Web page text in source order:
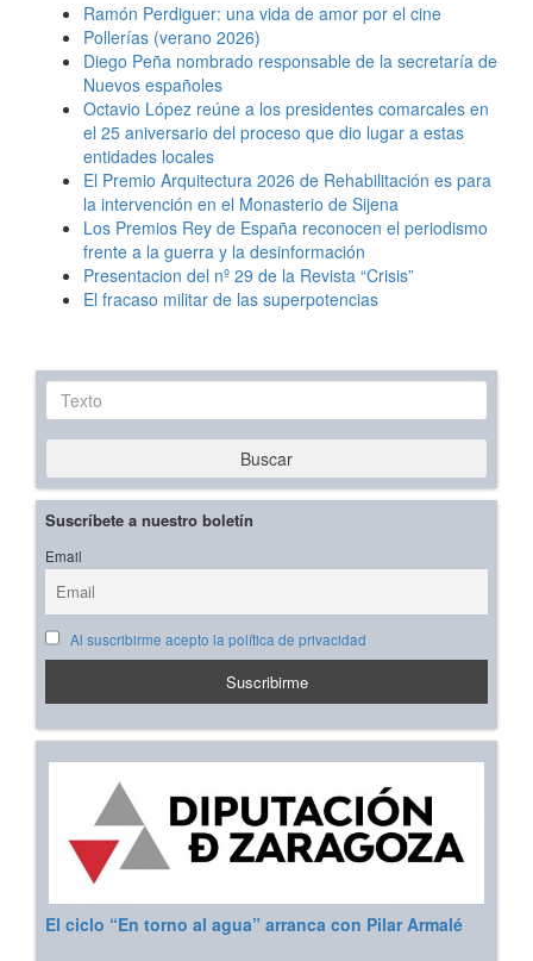
Ramón Perdiguer: una vida de amor por el cine
Pollerías (verano 2026)
Diego Peña nombrado responsable de la secretaría de
Nuevos españoles
Octavio López reúne a los presidentes comarcales en
el 25 aniversario del proceso que dio lugar a estas
entidades locales
El Premio Arquitectura 2026 de Rehabilitación es para
la intervención en el Monasterio de Sijena
Los Premios Rey de España reconocen el periodismo
frente a la guerra y la desinformación
Presentacion del nº 29 de la Revista “Crisis”
El fracaso militar de las superpotencias
Texto
Buscar
Suscríbete a nuestro boletín
Email
Al suscribirme acepto la política de privacidad
El ciclo “En torno al agua” arranca con Pilar Armalé